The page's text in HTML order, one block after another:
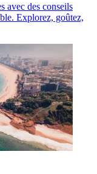
avec des conseils
Explorez, goûtez,